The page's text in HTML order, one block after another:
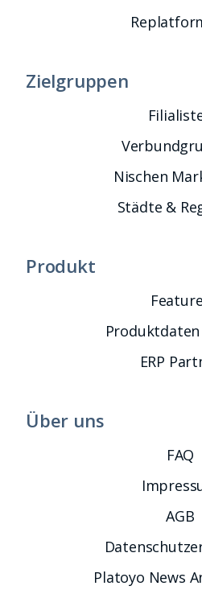
Zielgruppen
Nischen
Städte &
Produkt
ERP
Über uns
FAQ
AGB
Platoyo News